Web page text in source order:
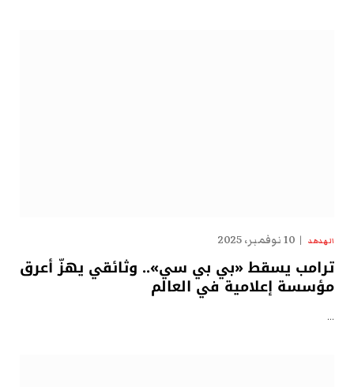
الهدهد 10 نوفمبر، 2025
ترامب يسقط «بي بي سي».. وثائقي يهزّ أعرق
مؤسسة إعلامية في العالم
…